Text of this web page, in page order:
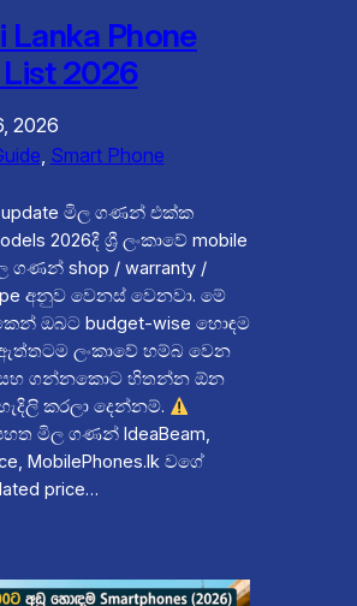
Lanka Phone
List 2026
2026
, Smart Phone
update මිල ගණන් එක්ක
2026දී ශ්‍රී ලංකාවේ mobile
ගණන් shop / warranty /
අනුව වෙනස් වෙනවා. මේ
ඔබට budget‑wise හොඳම
ඇත්තටම ලංකාවේ හම්බ වෙන
සහ ගන්නකොට හිතන්න ඕන
කරලා දෙන්නම්.
මිල ගණන් IdeaBeam,
MobilePhones.lk වගේ
price…